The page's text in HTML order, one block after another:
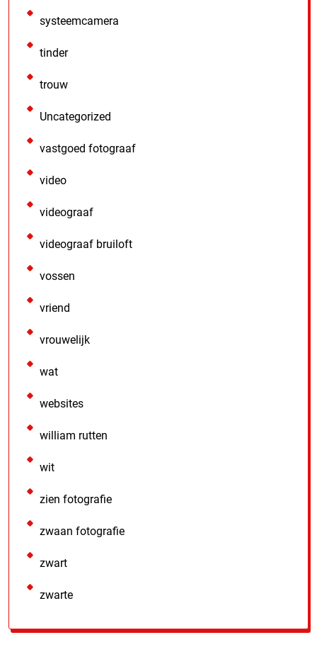
systeemcamera
tinder
trouw
Uncategorized
vastgoed fotograaf
video
videograaf
videograaf bruiloft
vossen
vriend
vrouwelijk
wat
websites
william rutten
wit
zien fotografie
zwaan fotografie
zwart
zwarte